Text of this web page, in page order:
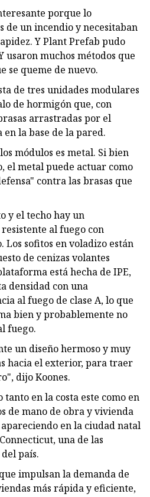
porque lo
de un incendio y necesitaban
Y Plant Prefab pudo
usaron muchos métodos que
se queme de nuevo.
de tres unidades modulares
de hormigón que, con
arrastradas por el
la base de la pared.
módulos es metal. Si bien
el metal puede actuar como
contra las brasas que
y el techo hay un
al fuego con
sofitos en voladizo están
de cenizas volantes
está hecha de IPE,
densidad con una
al fuego de clase A, lo que
bien y probablemente no
fuego.
un diseño hermoso y muy
hacia el exterior, para traer
dijo Koones.
en la costa este como en
de mano de obra y vivienda
en la ciudad natal
una de las
país.
impulsan la demanda de
más rápida y eficiente,